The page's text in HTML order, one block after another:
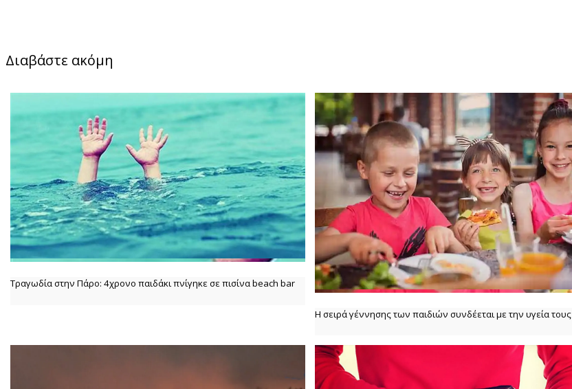
Διαβάστε ακόμη
Τραγωδία στην Πάρο: 4χρονο παιδάκι πνίγηκε σε πισίνα beach bar
Η σειρά γέννησης των παιδιών συνδέεται με την υγεία τους